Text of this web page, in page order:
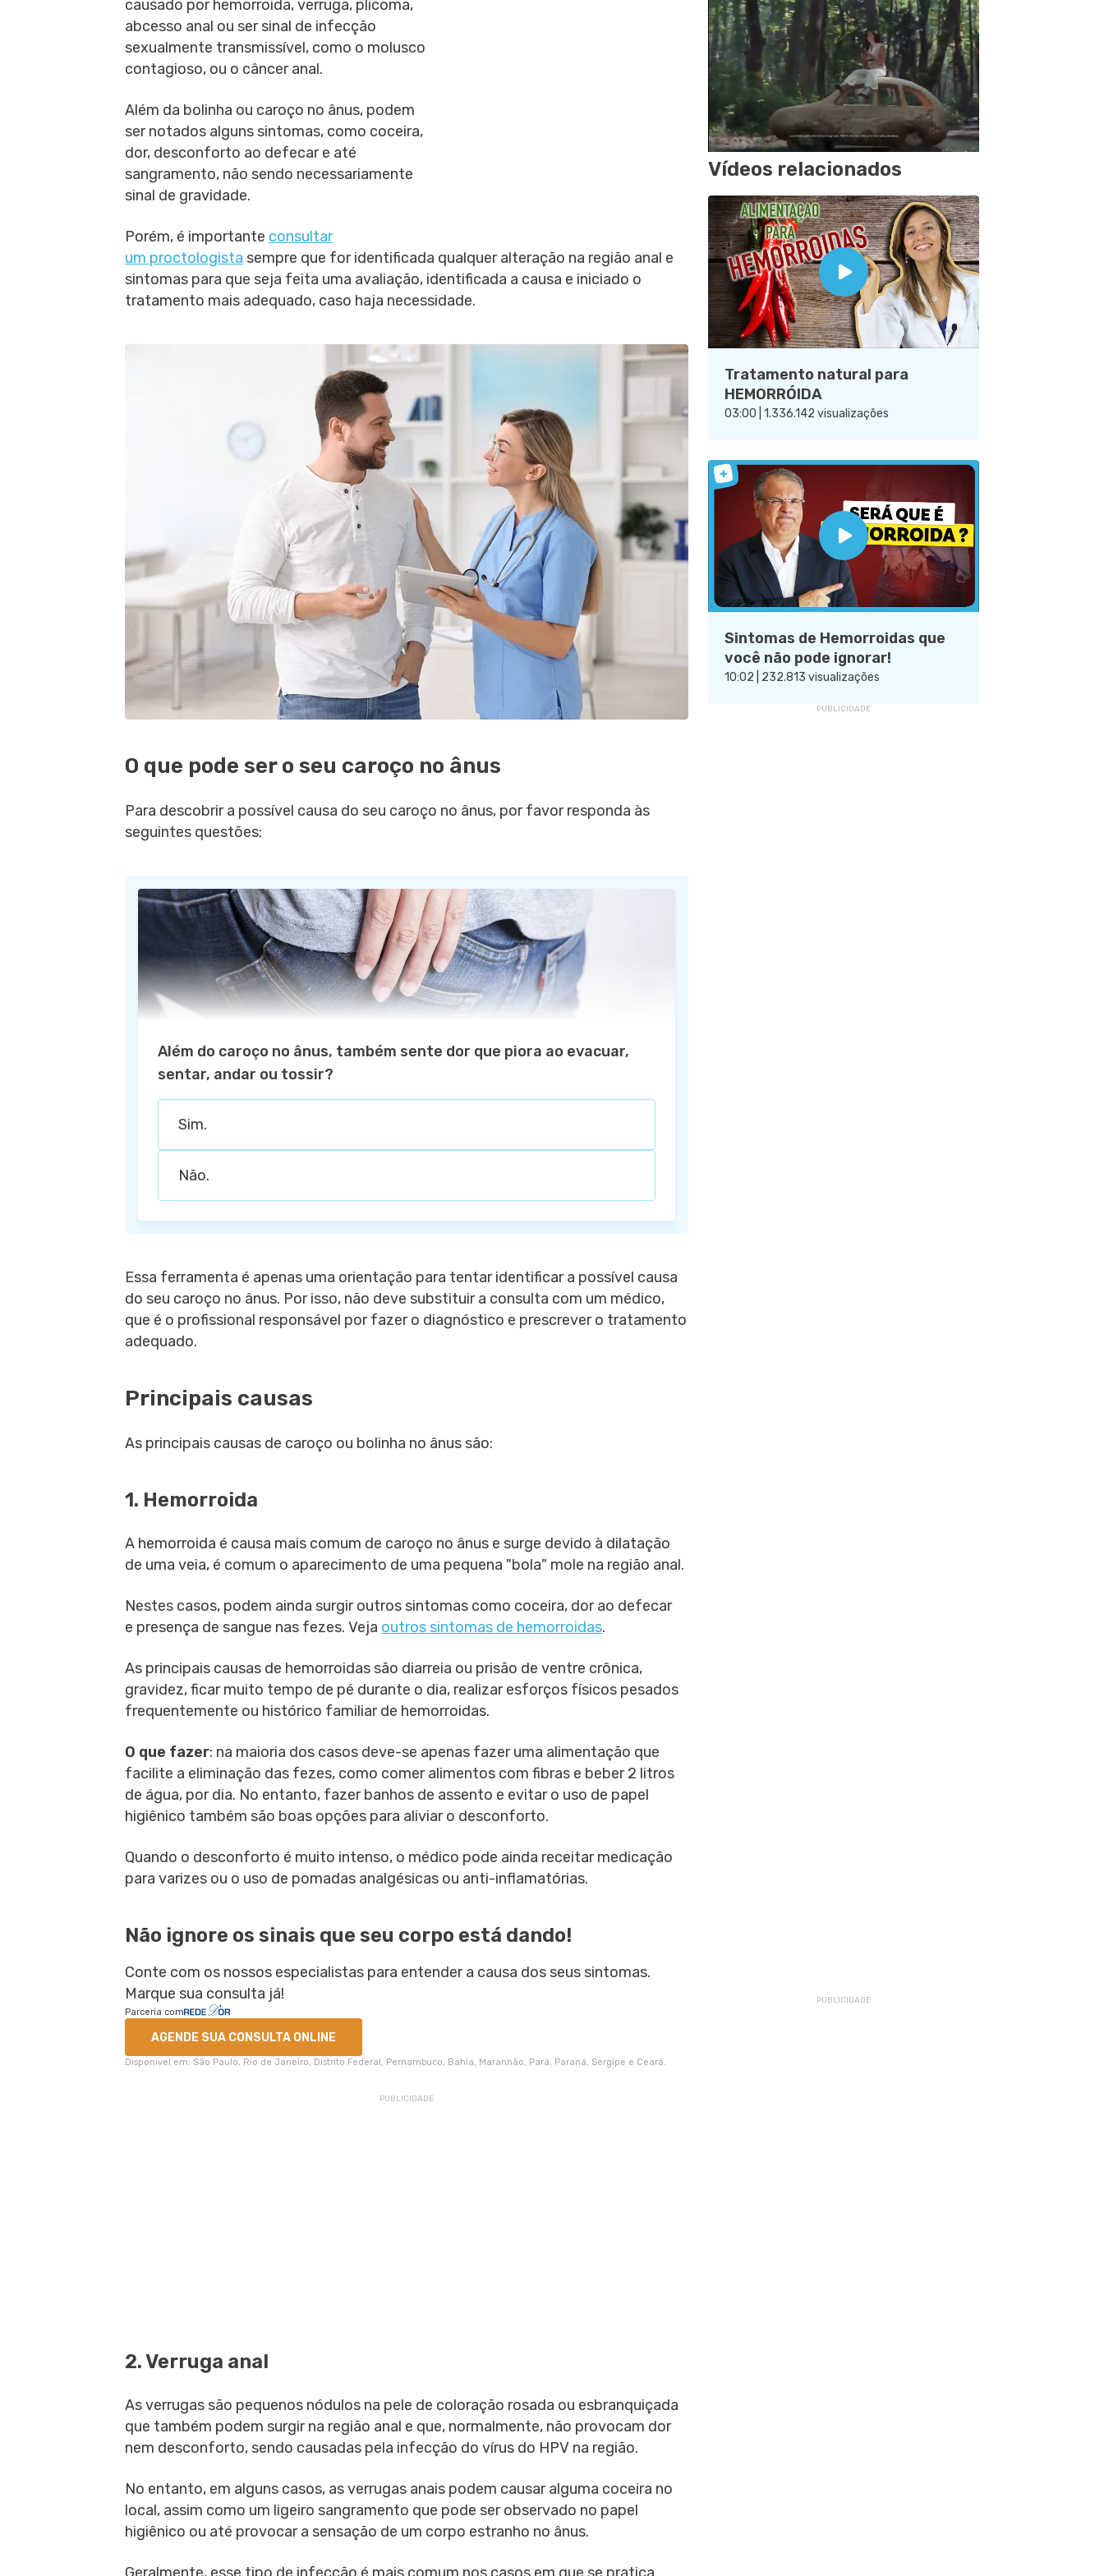
causado por hemorroida, verruga, plicoma,
abcesso anal ou ser sinal de infecção
sexualmente transmissível, como o molusco
contagioso, ou o câncer anal.
Além da bolinha ou caroço no ânus, podem
ser notados alguns sintomas, como coceira,
dor, desconforto ao defecar e até
sangramento, não sendo necessariamente
sinal de gravidade.
Porém, é importante consultar
um proctologista sempre que for identificada qualquer alteração na região anal e
sintomas para que seja feita uma avaliação, identificada a causa e iniciado o
tratamento mais adequado, caso haja necessidade.
O que pode ser o seu caroço no ânus
Para descobrir a possível causa do seu caroço no ânus, por favor responda às
seguintes questões:
Além do caroço no ânus, também sente dor que piora ao evacuar,
sentar, andar ou tossir?
Sim.
Não.
Essa ferramenta é apenas uma orientação para tentar identificar a possível causa
do seu caroço no ânus. Por isso, não deve substituir a consulta com um médico,
que é o profissional responsável por fazer o diagnóstico e prescrever o tratamento
adequado.
Principais causas
As principais causas de caroço ou bolinha no ânus são:
1. Hemorroida
A hemorroida é causa mais comum de caroço no ânus e surge devido à dilatação
de uma veia, é comum o aparecimento de uma pequena "bola" mole na região anal.
Nestes casos, podem ainda surgir outros sintomas como coceira, dor ao defecar
e presença de sangue nas fezes. Veja outros sintomas de hemorroidas.
As principais causas de hemorroidas são diarreia ou prisão de ventre crônica,
gravidez, ficar muito tempo de pé durante o dia, realizar esforços físicos pesados
frequentemente ou histórico familiar de hemorroidas.
O que fazer: na maioria dos casos deve-se apenas fazer uma alimentação que
facilite a eliminação das fezes, como comer alimentos com fibras e beber 2 litros
de água, por dia. No entanto, fazer banhos de assento e evitar o uso de papel
higiênico também são boas opções para aliviar o desconforto.
Quando o desconforto é muito intenso, o médico pode ainda receitar medicação
para varizes ou o uso de pomadas analgésicas ou anti-inflamatórias.
Não ignore os sinais que seu corpo está dando!
Conte com os nossos especialistas para entender a causa dos seus sintomas.
Marque sua consulta já!
Parceria com
AGENDE SUA CONSULTA ONLINE
Disponível em: São Paulo, Rio de Janeiro, Distrito Federal, Pernambuco, Bahia, Maranhão, Pará, Paraná, Sergipe e Ceará.
2. Verruga anal
As verrugas são pequenos nódulos na pele de coloração rosada ou esbranquiçada
que também podem surgir na região anal e que, normalmente, não provocam dor
nem desconforto, sendo causadas pela infecção do vírus do HPV na região.
No entanto, em alguns casos, as verrugas anais podem causar alguma coceira no
local, assim como um ligeiro sangramento que pode ser observado no papel
higiênico ou até provocar a sensação de um corpo estranho no ânus.
Vídeos relacionados
Tratamento natural para
HEMORRÓIDA
03:00 | 1.336.142 visualizações
Sintomas de Hemorroidas que
você não pode ignorar!
10:02 | 232.813 visualizações